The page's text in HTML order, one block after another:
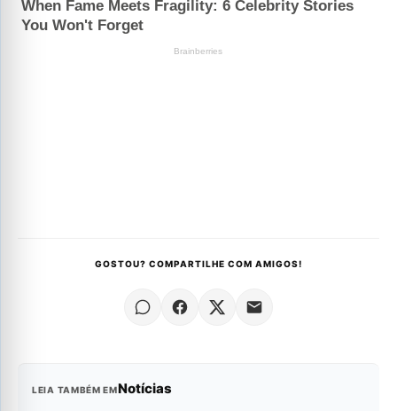
GOSTOU? COMPARTILHE COM AMIGOS!
LEIA TAMBÉM EMNotícias